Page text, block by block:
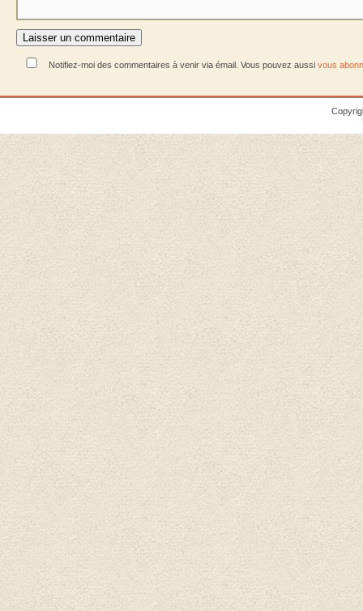
Notifiez-moi des commentaires à venir via émail. Vous pouvez aussi vous